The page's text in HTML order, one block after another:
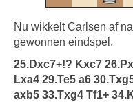
Nu wikkelt Carlsen af
gewonnen eindspel.
25.Dxc7+!? Kxc7
Lxa4 29.Te5 a6
axb5 33.Txg4 Tf1+